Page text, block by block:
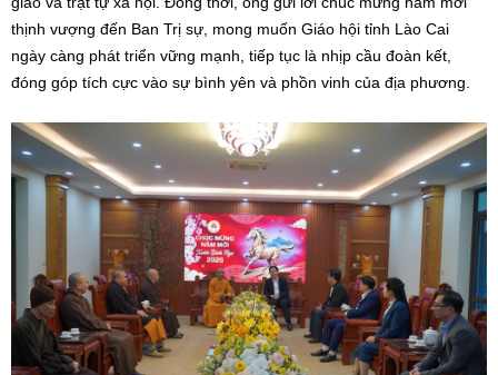
thịnh vượng đến Ban Trị sự, mong muốn Giáo hội tỉnh Lào Cai
ngày càng phát triển vững mạnh, tiếp tục là nhịp cầu đoàn kết,
đóng góp tích cực vào sự bình yên và phồn vinh của địa phương.